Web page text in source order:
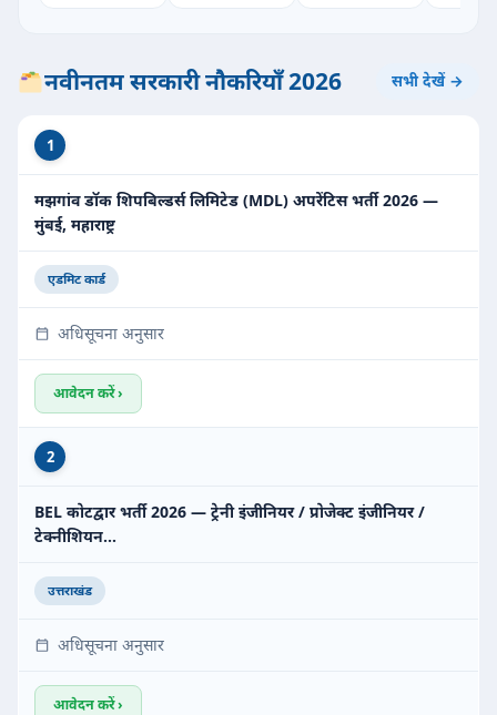
नवीनतम सरकारी नौकरियाँ 2026 सभी देखें →
1
मझगांव डॉक शिपबिल्डर्स लिमिटेड (MDL) अपरेंटिस भर्ती 2026 —
मुंबई, महाराष्ट्र
एडमिट कार्ड
अधिसूचना अनुसार
आवेदन करें ›
2
BEL कोटद्वार भर्ती 2026 — ट्रेनी इंजीनियर / प्रोजेक्ट इंजीनियर /
टेक्नीशियन…
उत्तराखंड
अधिसूचना अनुसार
आवेदन करें ›